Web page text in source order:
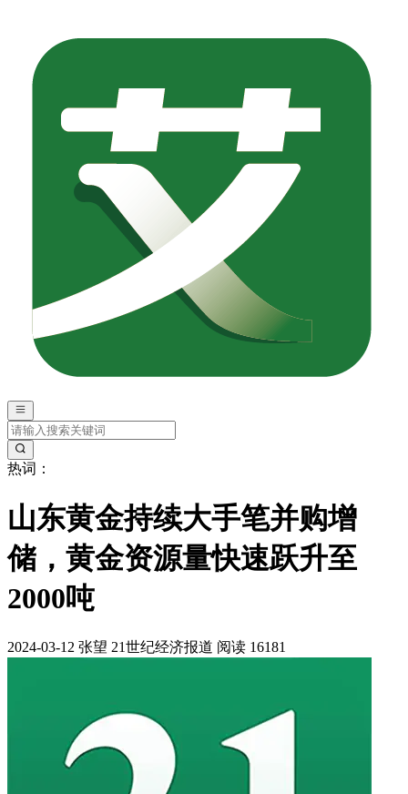
热词：
山东黄金持续大手笔并购增
储，黄金资源量快速跃升至
2000吨
2024-03-12 张望 21世纪经济报道 阅读 16181